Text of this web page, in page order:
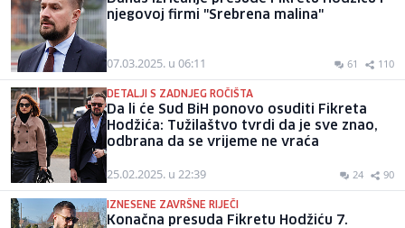
njegovoj firmi "Srebrena malina"
07.03.2025. u 06:11 61 110
DETALJI S ZADNJEG ROČIŠTA
Da li će Sud BiH ponovo osuditi Fikreta
Hodžića: Tužilaštvo tvrdi da je sve znao,
odbrana da se vrijeme ne vraća
25.02.2025. u 22:39 24 90
IZNESENE ZAVRŠNE RIJEČI
Konačna presuda Fikretu Hodžiću 7.